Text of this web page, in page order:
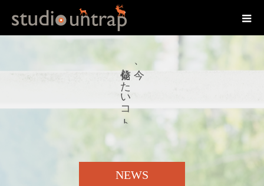
NEWS
、
し
た
い
コ
ト